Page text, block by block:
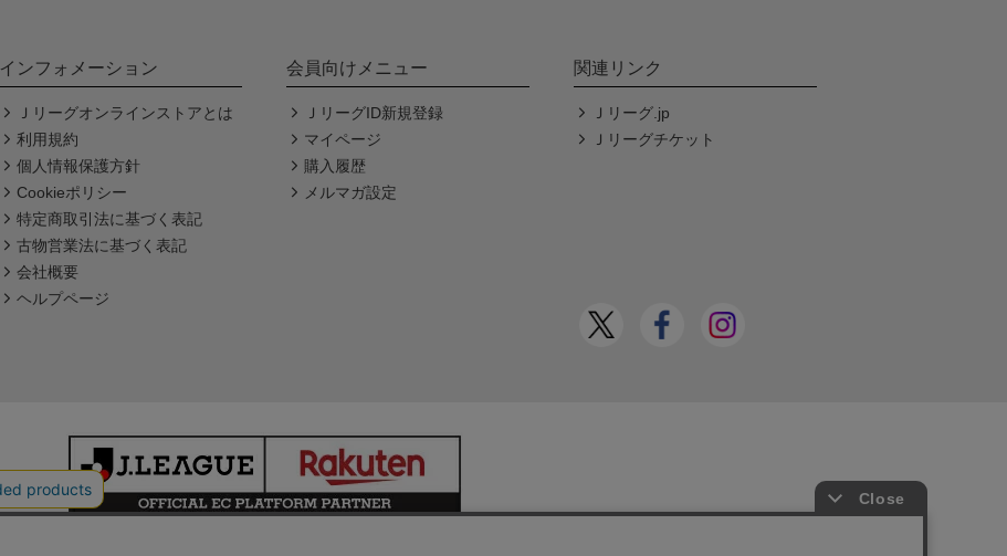
インフォメーション
Ｊリーグオンラインストアとは
利用規約
個人情報保護方針
Cookieポリシー
特定商取引法に基づく表記
古物営業法に基づく表記
会社概要
ヘルプページ
会員向けメニュー
ＪリーグID新規登録
マイページ
購入履歴
メルマガ設定
関連リンク
Ｊリーグ.jp
Ｊリーグチケット